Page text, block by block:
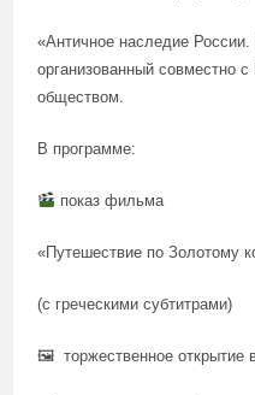
«Античное наследие
организованный совместно
обществом.
В программе:
показ фильма
«Путешествие по Золотому
(с греческими субтитрами)
🖼 торжественное открытие